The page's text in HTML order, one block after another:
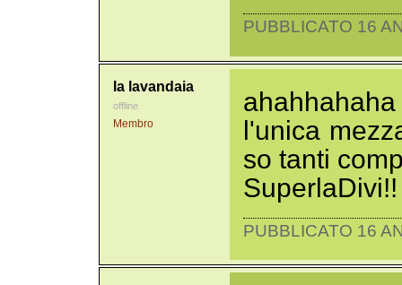
PUBBLICATO 16
la lavandaia
offline
Membro
l'unica
so tanti
SuperlaDivi!!
PUBBLICATO 16